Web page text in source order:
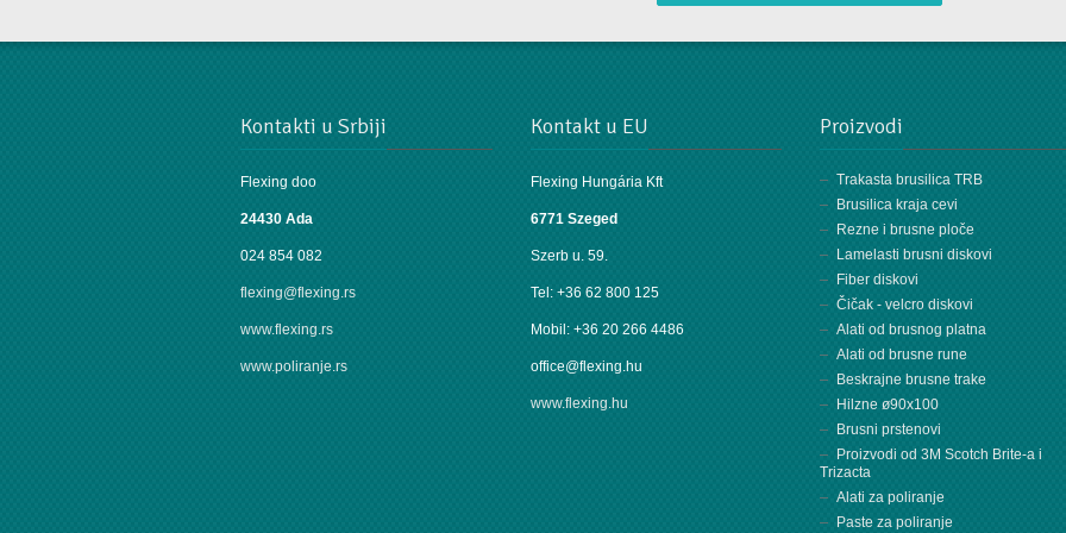
OBAVESTAVAMO NAŠE CENJENE KUPCE I POSETIOCE DA SMO NA KOLEKTIVNOM GODIŠNJEM
27. JULA DO 10. AVGUSTA
Kontakti u Srbiji
Flexing doo
24430 Ada
024 854 082
flexing@flexing.rs
www.flexing.rs
www.poliranje.rs
Kontakt u EU
Flexing Hungária Kft
6771 Szeged
Szerb u. 59.
Tel: +36 62 800 125
Mobil: +36 20 266 4486
office@flexing.hu
www.flexing.hu
Proizvodi
Trakasta brusilica TRB
Brusilica kraja cevi
Rezne i brusne ploče
Lamelasti brusni diskovi
Fiber diskovi
Čičak - velcro diskovi
Alati od brusnog platna
Alati od brusne rune
Beskrajne brusne trake
Hilzne ø90x100
Brusni prstenovi
Proizvodi od 3M Scotch Brite-a i
Trizacta
Alati za poliranje
Paste za poliranje